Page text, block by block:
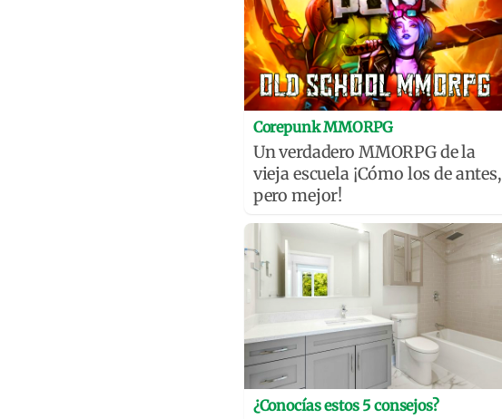
Corepunk MMORPG
Un verdadero MMORPG de la
vieja escuela ¡Cómo los de antes,
pero mejor!
¿Conocías estos 5 consejos?